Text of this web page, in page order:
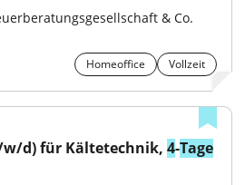
& Co.
Homeoffice Vollzeit
d) für Kältetechnik, 4-Tage